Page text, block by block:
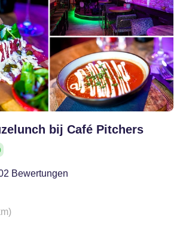
bij Café Pitchers
Bewertungen